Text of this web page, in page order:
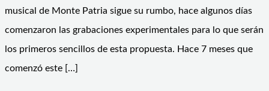
musical de Monte Patria sigue su rumbo, hace algunos días
comenzaron las grabaciones experimentales para lo que serán
los primeros sencillos de esta propuesta. Hace 7 meses que
comenzó este […]